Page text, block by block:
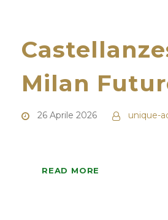
Milan
26 Aprile 2026 unique-
READ MORE